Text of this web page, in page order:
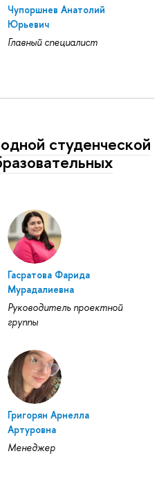
Чупоршнев Анатолий
Юрьевич
Главный специалист
студенческой
Гасратова Фарида
Мурадалиевна
Руководитель проектной
группы
Григорян Арнелла
Артуровна
Менеджер